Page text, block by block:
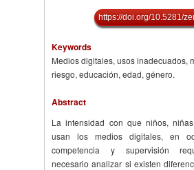
https://doi.org/10.5281/
Keywords
Medios digitales, usos inadecuados,
riesgo, educación, edad, género.
Abstract
La intensidad con que niños,
usan los medios digitales, en
competencia y supervisión
necesario analizar si existen